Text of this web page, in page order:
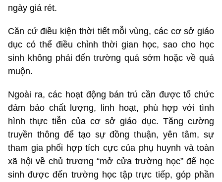
ngày giá rét.
Căn cứ điều kiện thời tiết mỗi vùng, các cơ sở giáo
dục có thể điều chỉnh thời gian học, sao cho học
sinh không phải đến trường quá sớm hoặc về quá
muộn.
Ngoài ra, các hoạt động bán trú cần được tổ chức
đảm bảo chất lượng, linh hoạt, phù hợp với tình
hình thực tiễn của cơ sở giáo dục. Tăng cường
truyền thông để tạo sự đồng thuận, yên tâm, sự
tham gia phối hợp tích cực của phụ huynh và toàn
xã hội về chủ trương “mở cửa trường học” để học
sinh được đến trường học tập trực tiếp, góp phần